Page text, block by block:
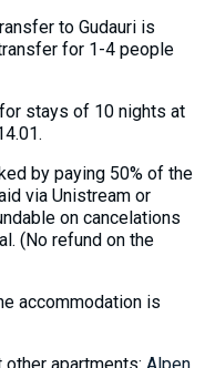
to Gudauri is
for 1-4 people
stays of 10 nights at
by paying 50% of the
via Unistream or
on cancelations
(No refund on the
accommodation is